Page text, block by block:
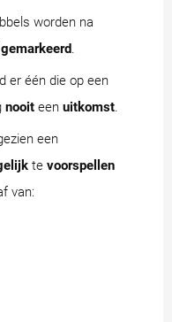
worden na
gemarkeerd.
er één die op een
nooit een uitkomst.
een
te voorspellen
van: